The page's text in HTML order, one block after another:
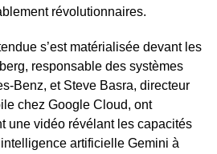
révolutionnaires.
s’est matérialisée devant les
responsable des systèmes
Benz, et Steve Basra, directeur
chez Google Cloud, ont
une vidéo révélant les capacités
artificielle Gemini à